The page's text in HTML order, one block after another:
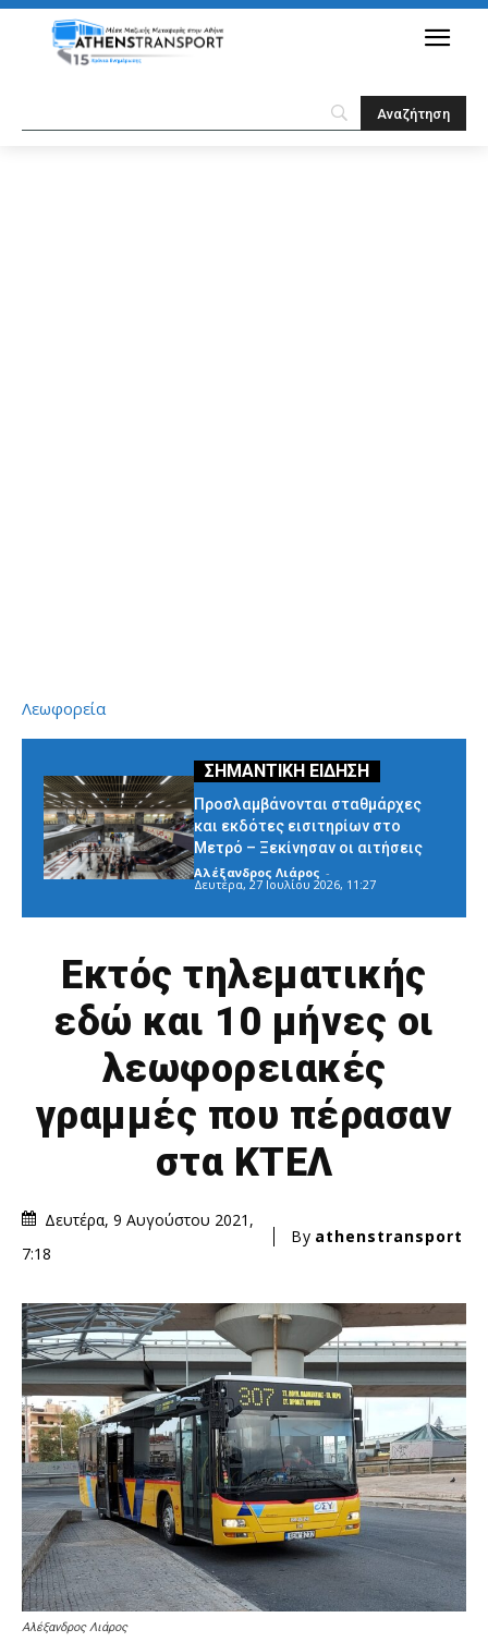
Λεωφορεία
Προσλαμβάνονται σταθμάρχες
και εκδότες εισιτηρίων στο
Μετρό – Ξεκίνησαν οι αιτήσεις
Αλέξανδρος Λιάρος -
Δευτέρα, 27 Ιουλίου 2026, 11:27
Εκτός τηλεματικής
εδώ και 10 μήνες οι
λεωφορειακές
γραμμές που πέρασαν
στα ΚΤΕΛ
Δευτέρα, 9 Αυγούστου 2021,
7:18
By athenstransport
Αλέξανδρος Λιάρος